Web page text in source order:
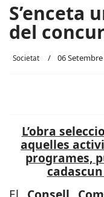
S’enceta
del
Societat 06
L’obra
aquelles
programes,